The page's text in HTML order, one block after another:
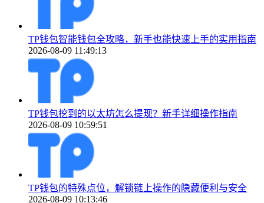
TP钱包智能钱包全攻略，新手也能快速上手的实用指南
2026-08-09 11:49:13
TP钱包挖到的以太坊怎么提现？新手详细操作指南
2026-08-09 10:59:51
TP钱包的特殊点位，解锁链上操作的隐藏便利与安全
2026-08-09 10:13:46